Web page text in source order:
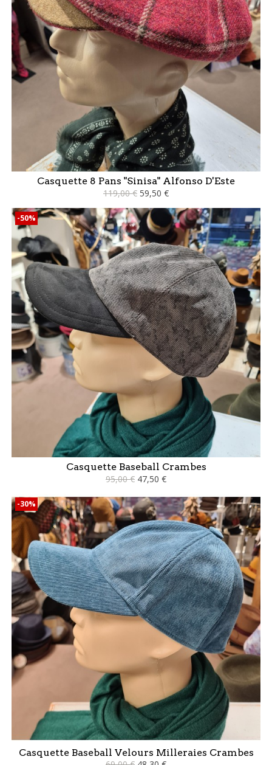
Casquette 8 Pans "Sinisa" Alfonso D'Este
119,00 € 59,50 €
Casquette Baseball Crambes
95,00 € 47,50 €
-50%
Casquette Baseball Velours Milleraies Crambes
-30%